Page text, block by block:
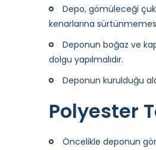
Depo, gömüleceği
kenarlarına
Deponun boğaz ve
dolgu yapılmalıdır.
Deponun kurulduğu
Polyester
Öncelikle deponun